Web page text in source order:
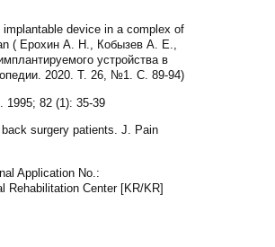
device in a complex of
( Ерохин А. Н., Кобызев А. Е.,
устройства в
2020. Т. 26, №1. C. 89-94)
1995; 82 (1): 35-39
surgery patients. J. Pain
Application No.:
Rehabilitation Center [KR/KR]